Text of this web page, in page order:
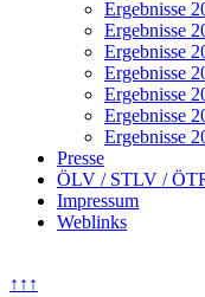
Ergebnisse
Ergebnisse
Ergebnisse
Ergebnisse
Ergebnisse
Ergebnisse
Ergebnisse
Presse
ÖLV / STLV /
Impressum
Weblinks
↑↑↑